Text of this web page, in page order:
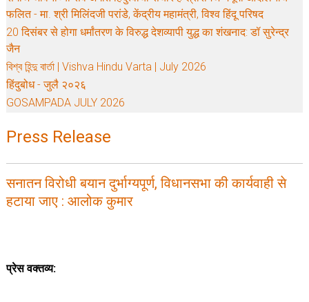
फलित - मा. श्री मिलिंदजी परांडे, केंद्रीय महामंत्री, विश्व हिंदू परिषद
20 दिसंबर से होगा धर्मांतरण के विरुद्ध देशव्यापी युद्ध का शंखनाद: डॉ सुरेन्द्र
जैन
বিশ্ব হিন্দু বার্তা | Vishva Hindu Varta | July 2026
हिंदुबोध - जुलै २०२६
GOSAMPADA JULY 2026
Press Release
सनातन विरोधी बयान दुर्भाग्यपूर्ण, विधानसभा की कार्यवाही से
हटाया जाए : आलोक कुमार
प्रेस वक्तव्य: